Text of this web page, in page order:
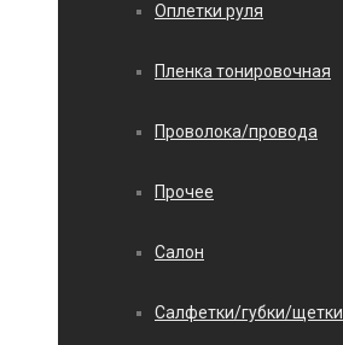
Оплетки руля
Пленка тонировочная
Проволока/провода
Прочее
Салон
Салфетки/губки/щетки